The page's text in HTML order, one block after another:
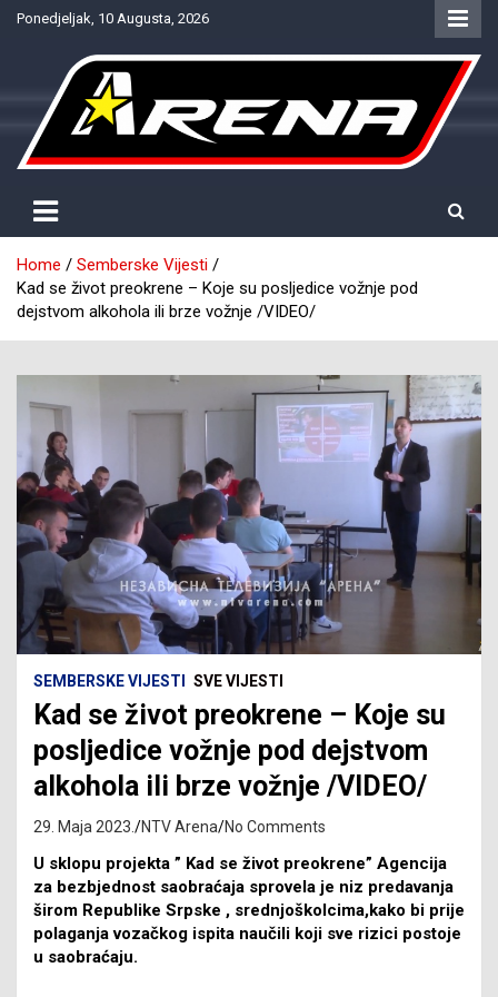
SkipPonedjeljak, 10 Augusta, 2026
NTV Arena
Home
Semberske Vijesti
Kad se život preokrene – Koje su posljedice vožnje pod
dejstvom alkohola ili brze vožnje /VIDEO/
SEMBERSKE VIJESTI SVE VIJESTI
Kad se život preokrene – Koje su
posljedice vožnje pod dejstvom
alkohola ili brze vožnje /VIDEO/
29. Maja 2023. NTV Arena No Comments
U sklopu projekta ” Kad se život preokrene” Agencija
za bezbjednost saobraćaja sprovela je niz predavanja
širom Republike Srpske , srednjoškolcima,kako bi prije
polaganja vozačkog ispita naučili koji sve rizici postoje
u saobraćaju.